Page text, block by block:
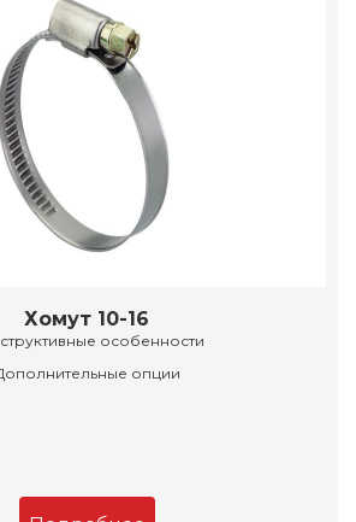
Хомут 10-16
особенности
опции